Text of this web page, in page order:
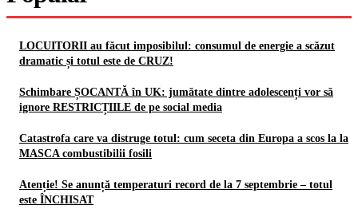
LOCUITORII au făcut imposibilul: consumul de energie a scăzut
dramatic și totul este de CRUZ!
Schimbare ȘOCANTĂ în UK: jumătate dintre adolescenți vor să
ignore RESTRICȚIILE de pe social media
Catastrofa care va distruge totul: cum seceta din Europa a scos la la
MASCA combustibilii fosili
Atenție! Se anunță temperaturi record de la 7 septembrie – totul
este ÎNCHISAT